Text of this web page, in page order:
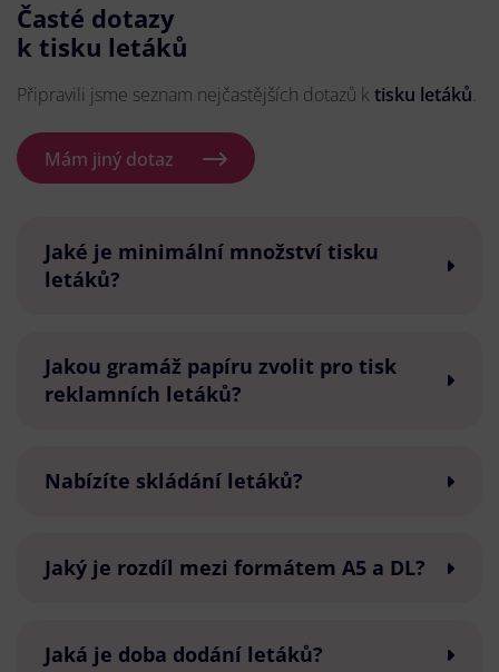
Časté dotazy
k tisku letáků
Připravili jsme seznam nejčastějších dotazů k tisku letáků.
Mám jiný dotaz
Jaké je minimální množství tisku
letáků?
Jakou gramáž papíru zvolit pro tisk
reklamních letáků?
Nabízíte skládání letáků?
Jaký je rozdíl mezi formátem A5 a DL?
Jaká je doba dodání letáků?